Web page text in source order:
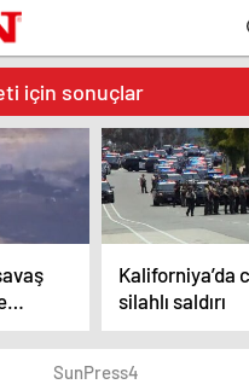
için sonuçlar
Kaliforniya’da
silahlı saldırı
SunPress4